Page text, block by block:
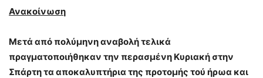
Ανακοίνωση
Μετά από πολύμηνη αναβολή τελικά
πραγματοποιήθηκαν την περασμένη Κυριακή στην
Σπάρτη τα αποκαλυπτήρια της προτομής τού ήρωα και